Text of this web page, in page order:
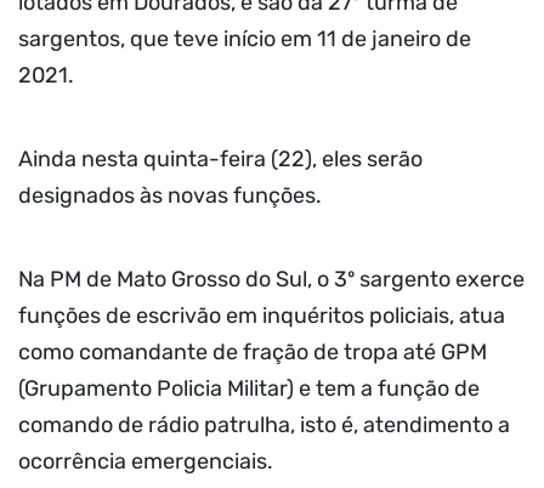
sargentos, que teve início em 11 de janeiro de
2021.
Ainda nesta quinta-feira (22), eles serão
designados às novas funções.
Na PM de Mato Grosso do Sul, o 3º sargento exerce
funções de escrivão em inquéritos policiais, atua
como comandante de fração de tropa até GPM
(Grupamento Policia Militar) e tem a função de
comando de rádio patrulha, isto é, atendimento a
ocorrência emergenciais.